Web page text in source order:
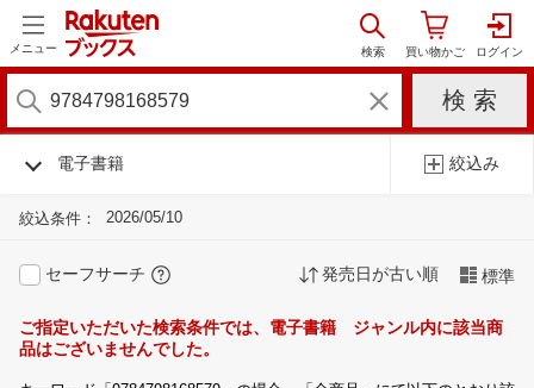
メニュー
電子書籍 絞込み
絞込条件： 2026/05/10
セーフサーチ 発売日が古い順 標準
ご指定いただいた検索条件では、電子書籍 ジャンル内に該当商
品はございませんでした。